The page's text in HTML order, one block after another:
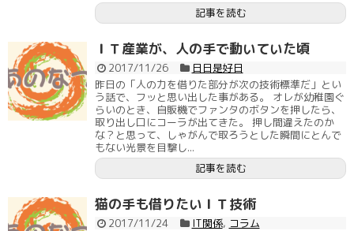
記事を読む
ＩＴ産業が、人の手で動いていた頃
2017/11/26
日日是好日
昨日の「人の力を借りた部分が次の技術標準だ」とい
う話で、フッと思い出した事がある。 オレが幼稚園ぐ
らいのとき、自販機でファンタのボタンを押したら、
取り出し口にコーラが出てきた。 押し間違えたのか
な？と思って、しゃがんで取ろうとした瞬間にとんで
もない光景を目撃し...
記事を読む
猫の手も借りたいＩＴ技術
2017/11/24 IT関係, コラム